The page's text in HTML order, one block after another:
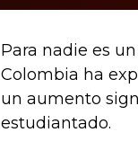
Para nadie es
Colombia ha
un aumento
estudiantado.